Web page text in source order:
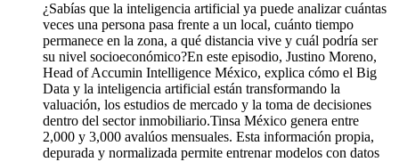
¿Sabías que la inteligencia artificial ya puede analizar cuántas
veces una persona pasa frente a un local, cuánto tiempo
permanece en la zona, a qué distancia vive y cuál podría ser
su nivel socioeconómico?En este episodio, Justino Moreno,
Head of Accumin Intelligence México, explica cómo el Big
Data y la inteligencia artificial están transformando la
valuación, los estudios de mercado y la toma de decisiones
dentro del sector inmobiliario.Tinsa México genera entre
2,000 y 3,000 avalúos mensuales. Esta información propia,
depurada y normalizada permite entrenar modelos con datos